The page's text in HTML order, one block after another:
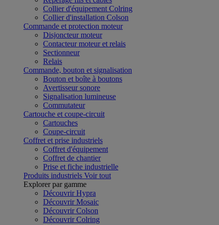
Collier d'équipement Colring
Collier d'installation Colson
Commande et protection moteur
Disjoncteur moteur
Contacteur moteur et relais
Sectionneur
Relais
Commande, bouton et signalisation
Bouton et boîte à boutons
Avertisseur sonore
Signalisation lumineuse
Commutateur
Cartouche et coupe-circuit
Cartouches
Coupe-circuit
Coffret et prise industriels
Coffret d'équipement
Coffret de chantier
Prise et fiche industrielle
Produits industriels Voir tout
Explorer par gamme
Découvrir Hypra
Découvrir Mosaic
Découvrir Colson
Découvrir Colring